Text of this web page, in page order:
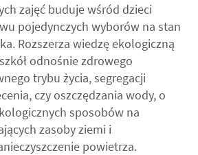
zajęć buduje wśród dzieci
pojedynczych wyborów na stan
Rozszerza wiedzę ekologiczną
odnośnie zdrowego
trybu życia, segregacji
czy oszczędzania wody, o
sposobów na
zasoby ziemi i
powietrza.